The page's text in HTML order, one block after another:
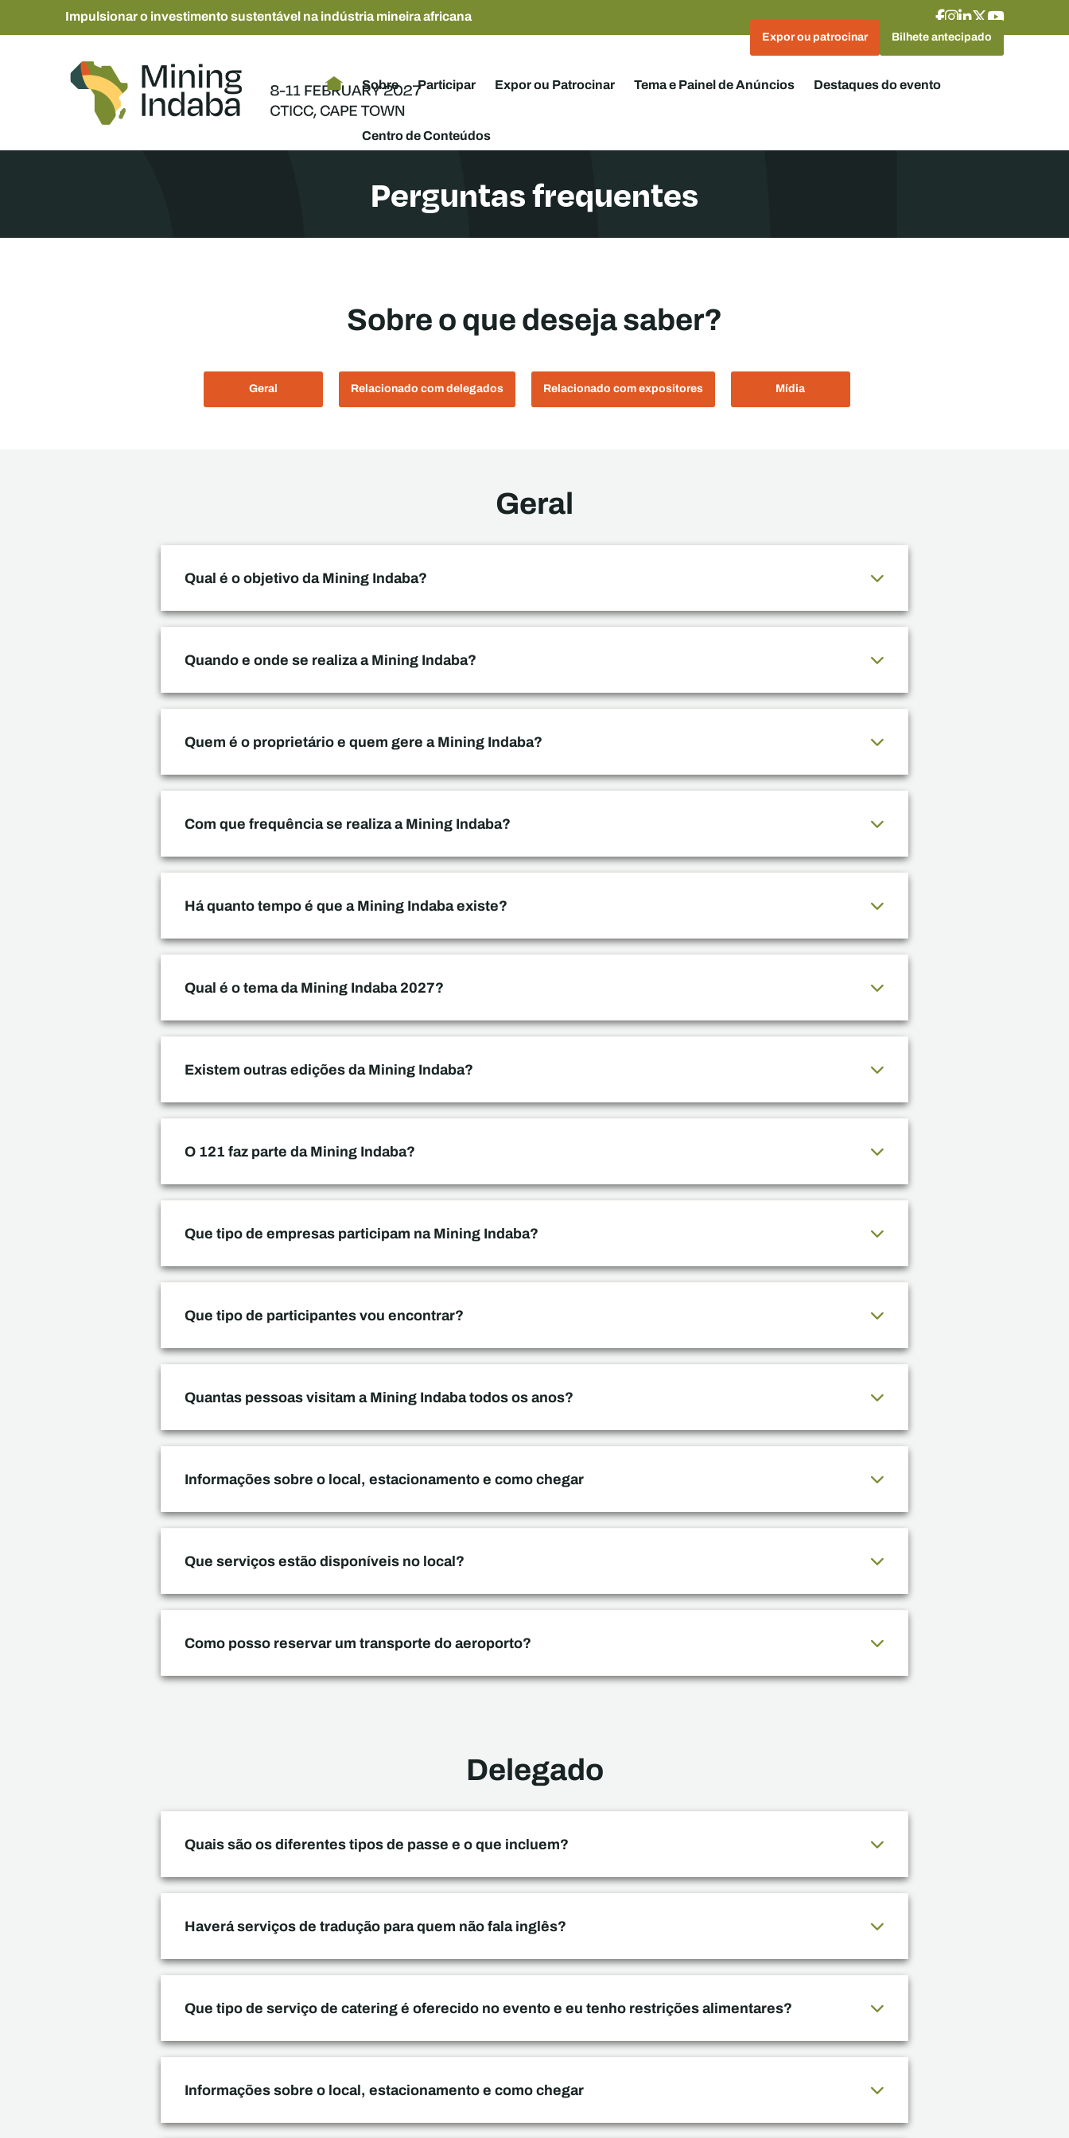
Impulsionar o investimento sustentável na indústria mineira africana
Expor ou patrocinar Bilhete antecipado
Sobre Participar Expor ou Patrocinar Tema e Painel de Anúncios Destaques do evento
Centro de Conteúdos
Perguntas frequentes
Sobre o que deseja saber?
Geral Relacionado com delegados Relacionado com expositores Mídia
Geral
Qual é o objetivo da Mining Indaba?
Quando e onde se realiza a Mining Indaba?
Quem é o proprietário e quem gere a Mining Indaba?
Com que frequência se realiza a Mining Indaba?
Há quanto tempo é que a Mining Indaba existe?
Qual é o tema da Mining Indaba 2027?
Existem outras edições da Mining Indaba?
O 121 faz parte da Mining Indaba?
Que tipo de empresas participam na Mining Indaba?
Que tipo de participantes vou encontrar?
Quantas pessoas visitam a Mining Indaba todos os anos?
Informações sobre o local, estacionamento e como chegar
Que serviços estão disponíveis no local?
Como posso reservar um transporte do aeroporto?
Delegado
Quais são os diferentes tipos de passe e o que incluem?
Haverá serviços de tradução para quem não fala inglês?
Que tipo de serviço de catering é oferecido no evento e eu tenho restrições alimentares?
Informações sobre o local, estacionamento e como chegar